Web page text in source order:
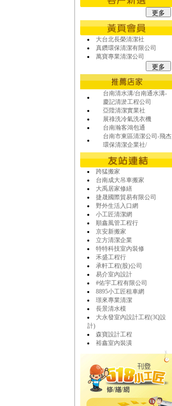
大台北長榮清潔社
真鑽環保清潔有限公司
萬寶專業清潔公司
台南清水溝/台南通水溝-
慶記清淤工程公司
亞陞清潔實業社
展祿洗冷氣洗衣機
台南瀚客鴻包通
台南市東區清潔公司-飛杰
環保清潔企業社/
跨猛搬家
台南成大吊車搬家
大禹居家修繕
捷晟國際貿易有限公司
野外生活入口網
小工匠清潔網
順鑫風管工程行
京安新搬家
立方清潔企業
特特科技室內裝修
禾盛工程行
承軒工程(股)公司
易介室內設計
#佑宇工程有限公司
8895小工匠租車網
璟來專業清潔
長景清水模
大永發室內設計工程(3Q設
計)
森寶設計工程
裕鑫室內裝潢